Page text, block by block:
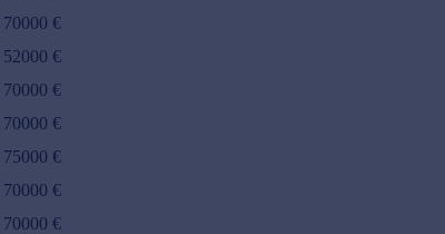
70000 €
52000 €
70000 €
70000 €
75000 €
70000 €
70000 €